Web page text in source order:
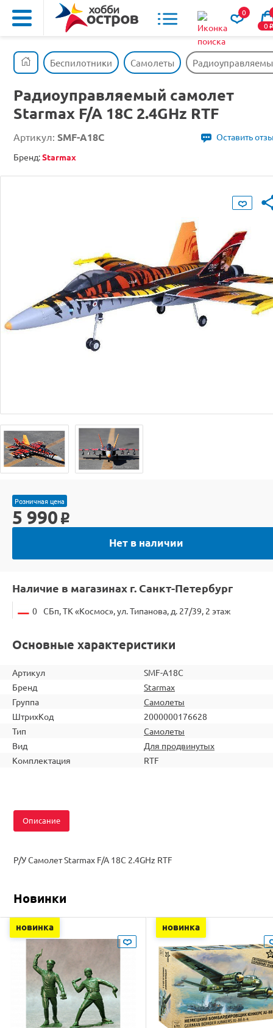
0
0o
Беспилотники Самолеты
Радиоуправляемый самолет
Starmax F/A 18C 2.4GHz RTF
Артикул: SMF-A18C
Оставить
Бренд:Starmax
Розничная цена
5 990 o
Нет в наличии
Наличие в магазинах г. Санкт-Петербург
0 СБп, ТК «Космос», ул. Типанова, д. 27/39, 2 этаж
Основные характеристики
Артикул
SMF-A18C
Бренд
Starmax
Группа
Самолеты
ШтрихКод
2000000176628
Тип
Самолеты
Вид
Для продвинутых
Комплектация
RTF
Описание
Р/У Самолет Starmax F/A 18C 2.4GHz RTF
Новинки
новинка новинка